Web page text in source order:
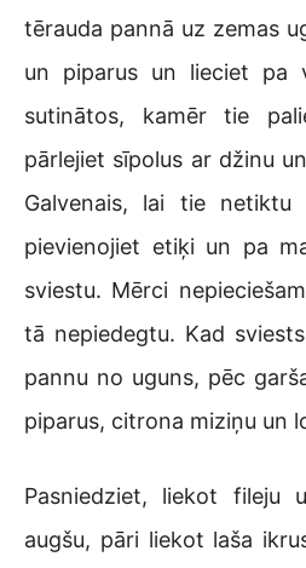
tērauda pannā uz zemas
un piparus un lieciet pa
sutinātos, kamēr tie
pārlejiet sīpolus ar džinu
Galvenais, lai tie netiktu
pievienojiet etiķi un pa
sviestu. Mērci
tā nepiedegtu. Kad
pannu no uguns, pēc
piparus, citrona miziņu un
Pasniedziet, liekot fileju
augšu, pāri liekot laša